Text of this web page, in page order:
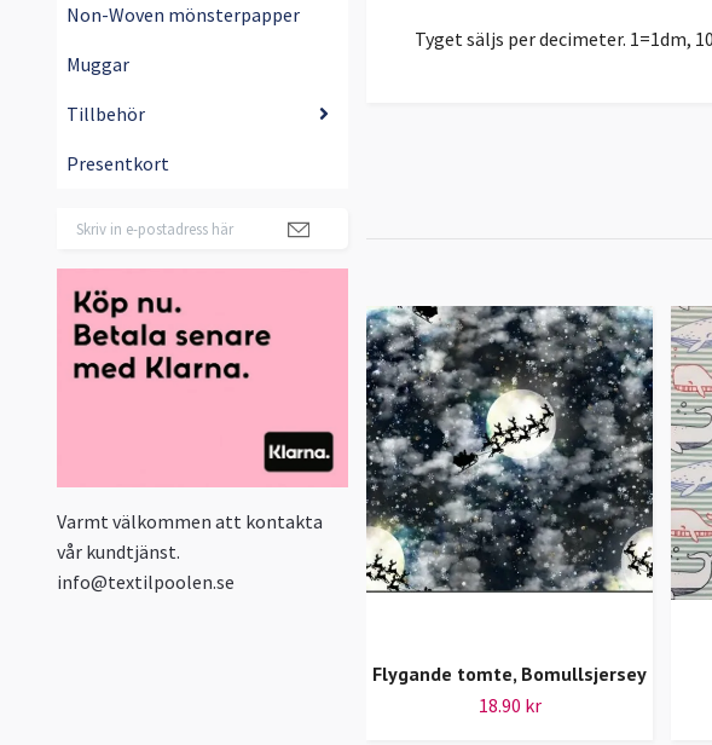
Non-Woven mönsterpapper
Muggar
Tillbehör
Presentkort
Varmt välkommen att kontakta
vår kundtjänst.
info@textilpoolen.se
Tyget säljs per decimeter. 1=1dm,
Flygande tomte, Bomullsjersey
18.90 kr